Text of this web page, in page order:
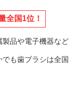
全国1位！
品や電子機器など
も歯ブラシは全国